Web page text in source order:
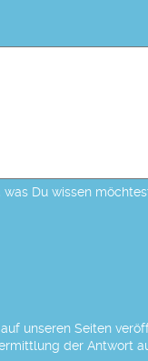
Du wissen
unseren Seiten
der Antwort